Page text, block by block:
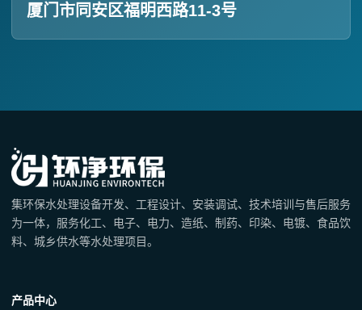
厦门市同安区福明西路11-3号
集环保水处理设备开发、工程设计、安装调试、技术培训与售后服务
为一体，服务化工、电子、电力、造纸、制药、印染、电镀、食品饮
料、城乡供水等水处理项目。
产品中心